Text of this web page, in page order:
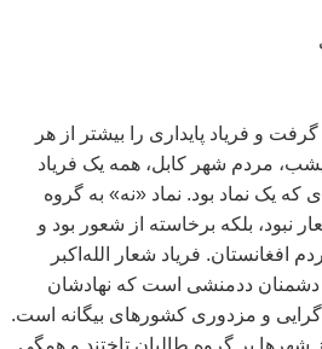
و فریاد پایداری را بیشتر از هر
مردم شهر کابل، همه یک فریاد
ای که یک نماد بود. نماد «نه» به گروه
نبود، بلکه برخاسته از شعور بود و
افغانستان. فریاد شعار الله اکبر
دشمنان ددمنشی است که نهادشان
گرایی و مزدوری کشورهای بیگانه است.
بر گروه طالبان تاختند و همگی